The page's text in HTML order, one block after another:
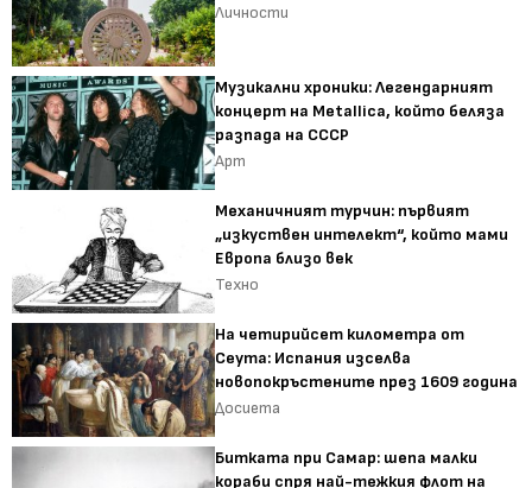
Личности
Музикални хроники: Легендарният
концерт на Metallica, който беляза
разпада на СССР
Арт
Механичният турчин: първият
„изкуствен интелект“, който мами
Европа близо век
Техно
На четирийсет километра от
Сеута: Испания изселва
новопокръстените през 1609 година
Досиета
Битката при Самар: шепа малки
кораби спря най-тежкия флот на